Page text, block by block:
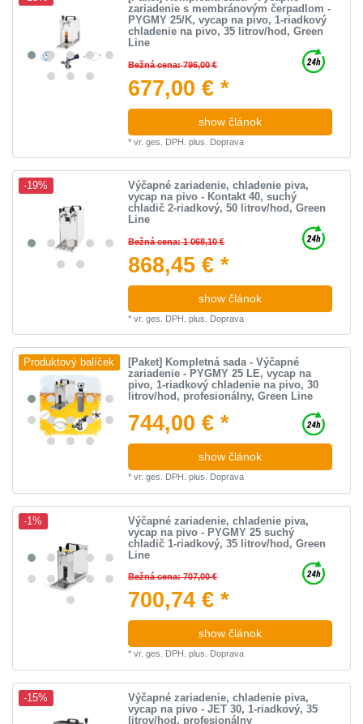
zariadenie s membránovým čerpadlom -
PYGMY 25/K, vycap na pivo, 1-riadkový
chladenie na pivo, 35 litrov/hod, Green
Line
Bežná cena: 796,00 €
677,00 € *
show článok
*vr. ges. DPH. plus. Doprava
-19%
Výčapné zariadenie, chladenie piva,
vycap na pivo - Kontakt 40, suchý
chladič 2-riadkový, 50 litrov/hod, Green
Line
Bežná cena: 1 068,10 €
868,45 € *
show článok
*vr. ges. DPH. plus. Doprava
Produktový balíček
[Paket] Kompletná sada - Výčapné
zariadenie - PYGMY 25 LE, vycap na
pivo, 1-riadkový chladenie na pivo, 30
litrov/hod, profesionálny, Green Line
744,00 € *
show článok
*vr. ges. DPH. plus. Doprava
-1%
Výčapné zariadenie, chladenie piva,
vycap na pivo - PYGMY 25 suchý
chladič 1-riadkový, 35 litrov/hod, Green
Line
Bežná cena: 707,00 €
700,74 € *
show článok
*vr. ges. DPH. plus. Doprava
-15%
Výčapné zariadenie, chladenie piva,
vycap na pivo - JET 30, 1-riadkový, 35
litrov/hod, profesionálny